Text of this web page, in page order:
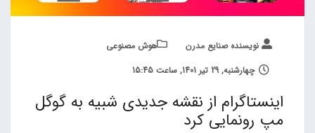
نویسنده صنایع مدرن
هوش مصنوعی
چهارشنبه, 29 تیر 1401, ساعت 15:45
اینستاگرام از نقشه جدیدی شبیه به گوگل
مپ رونمایی کرد